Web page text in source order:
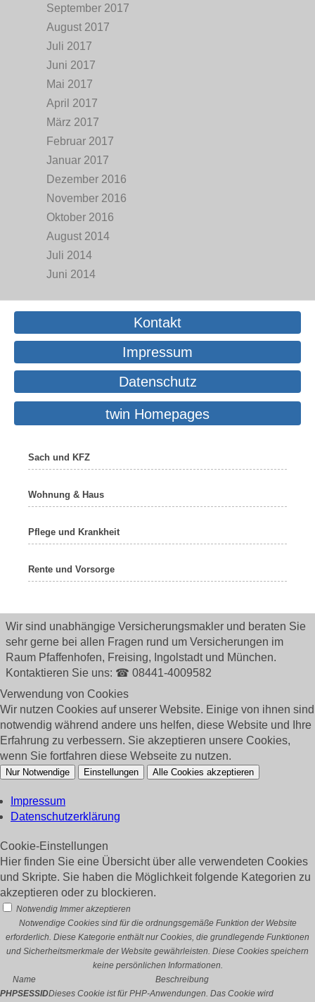
September 2017
August 2017
Juli 2017
Juni 2017
Mai 2017
April 2017
März 2017
Februar 2017
Januar 2017
Dezember 2016
November 2016
Oktober 2016
August 2014
Juli 2014
Juni 2014
Kontakt
Impressum
Datenschutz
twin Homepages
Sach und KFZ
Wohnung & Haus
Pflege und Krankheit
Rente und Vorsorge
Wir sind unabhängige Versicherungsmakler und beraten Sie
sehr gerne bei allen Fragen rund um Versicherungen im
Raum Pfaffenhofen, Freising, Ingolstadt und München.
Kontaktieren Sie uns: ☎ 08441-4009582
Verwendung von Cookies
Wir nutzen Cookies auf unserer Website. Einige von ihnen sind
notwendig während andere uns helfen, diese Website und Ihre
Erfahrung zu verbessern. Sie akzeptieren unsere Cookies,
wenn Sie fortfahren diese Webseite zu nutzen.
Nur Notwendige Einstellungen Alle Cookies akzeptieren
Impressum
Datenschutzerklärung
Cookie-Einstellungen
Hier finden Sie eine Übersicht über alle verwendeten Cookies
und Skripte. Sie haben die Möglichkeit folgende Kategorien zu
akzeptieren oder zu blockieren.
Notwendig Immer akzeptieren
Notwendige Cookies sind für die ordnungsgemäße Funktion der Website
erforderlich. Diese Kategorie enthält nur Cookies, die grundlegende Funktionen
und Sicherheitsmerkmale der Website gewährleisten. Diese Cookies speichern
keine persönlichen Informationen.
Name
Beschreibung
PHPSESSIDDieses Cookie ist für PHP-Anwendungen. Das Cookie wird